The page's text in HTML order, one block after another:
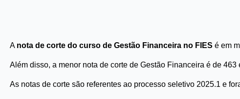
A nota de corte do curso de Gestão Financeira no FIES é em
Além disso, a menor nota de corte de Gestão Financeira é de 463
As notas de corte são referentes ao processo seletivo 2025.1 e